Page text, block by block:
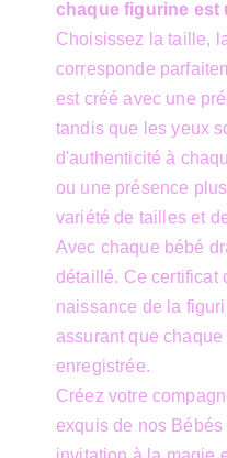
chaque figurine
Choisissez la taille,
corresponde
est créé avec une
tandis que les yeux
d'authenticité à
ou une présence
variété de tailles et
Avec chaque bébé
détaillé. Ce certificat
naissance de la
assurant que
enregistrée.
Créez votre
exquis de nos